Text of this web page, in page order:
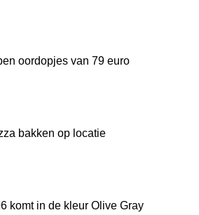
oordopjes van 79 euro
bakken op locatie
komt in de kleur Olive Gray